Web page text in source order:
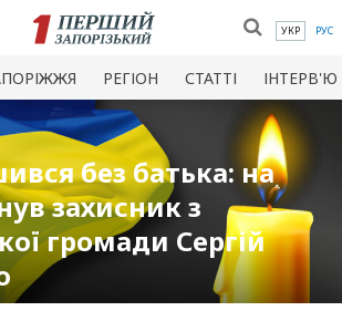
УКР РУС
РЕГІОН СТАТТІ ІНТЕРВ'Ю
без батька: на
захисник з
громади Сергій